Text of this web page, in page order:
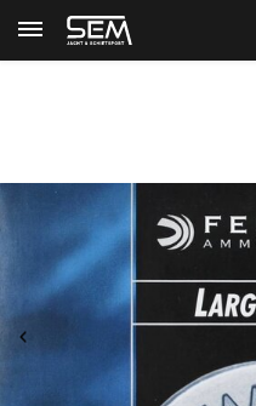
Terug Home Large